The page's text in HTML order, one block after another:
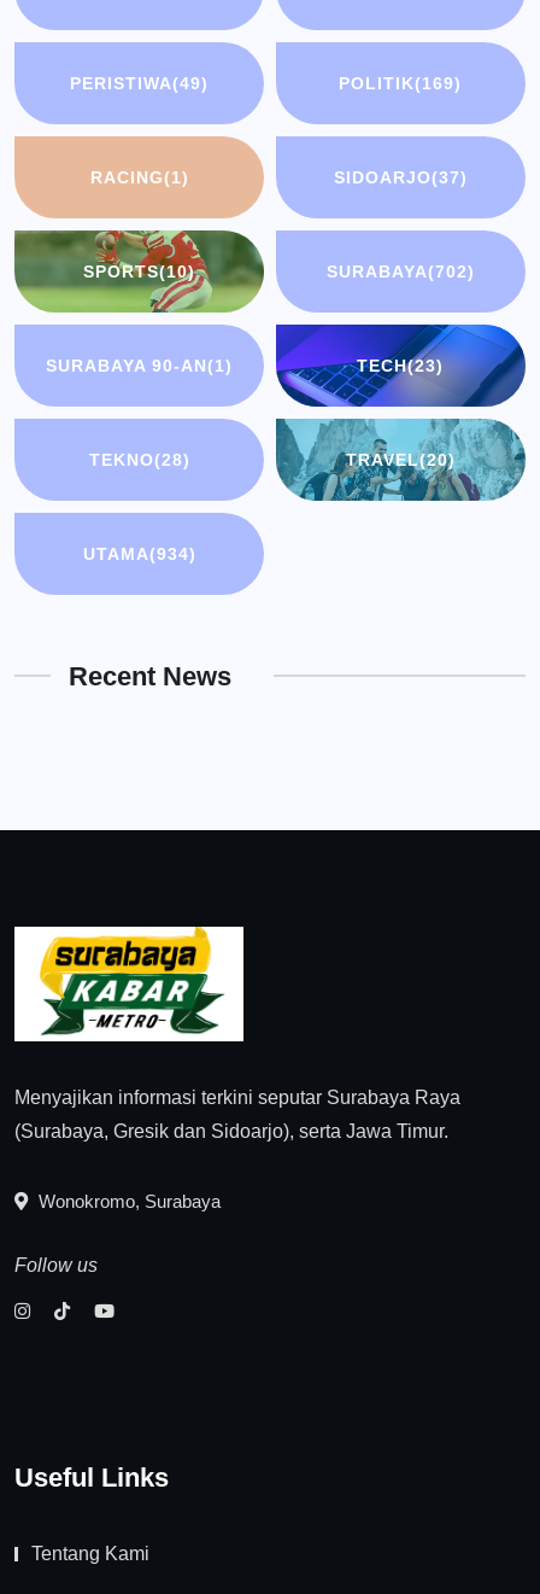
PERISTIWA(49) POLITIK(169)
RACING(1) SIDOARJO(37)
SPORTS(10) SURABAYA(702)
SURABAYA 90-AN(1) TECH(23)
TEKNO(28) TRAVEL(20)
UTAMA(934)
Recent News
Menyajikan informasi terkini seputar Surabaya Raya
(Surabaya, Gresik dan Sidoarjo), serta Jawa Timur.
Wonokromo, Surabaya
Follow us
Useful Links
Tentang Kami